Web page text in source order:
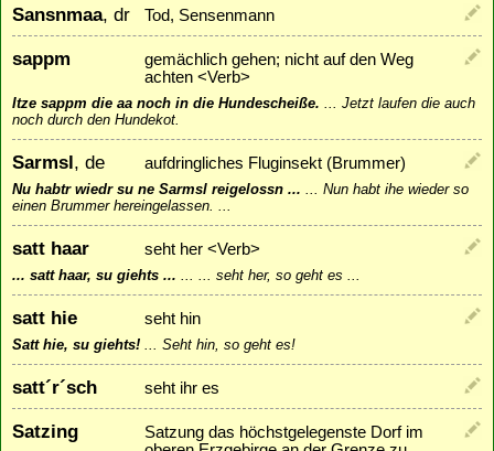
Sansnmaa, dr Tod, Sensenmann
sappm
gemächlich gehen; nicht auf den Weg
achten <Verb>
Itze sappm die aa noch in die Hundescheiße. ... Jetzt laufen die auch
noch durch den Hundekot.
Sarmsl, de aufdringliches Fluginsekt (Brummer)
Nu habtr wiedr su ne Sarmsl reigelossn ... ... Nun habt ihe wieder so
einen Brummer hereingelassen. ...
satt haar seht her <Verb>
... satt haar, su giehts ... ... ... seht her, so geht es ...
satt hie seht hin
Satt hie, su giehts! ... Seht hin, so geht es!
satt´r´sch seht ihr es
Satzing
Satzung das höchstgelegenste Dorf im